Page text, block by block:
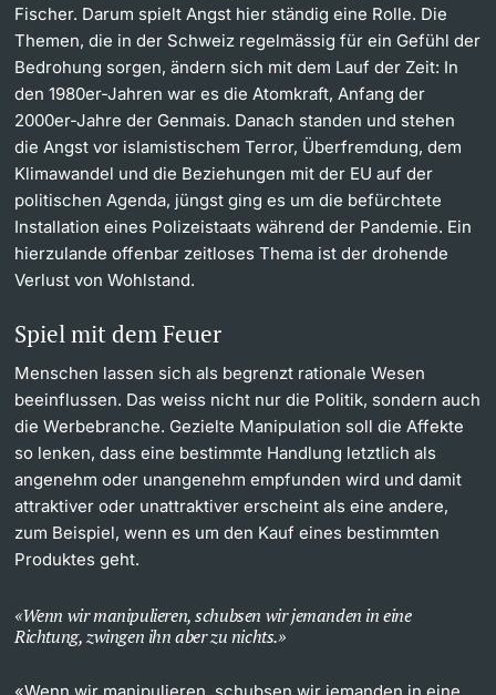
Fischer. Darum spielt Angst hier ständig eine Rolle. Die
Themen, die in der Schweiz regelmässig für ein Gefühl der
Bedrohung sorgen, ändern sich mit dem Lauf der Zeit: In
den 1980er-Jahren war es die Atomkraft, Anfang der
2000er-Jahre der Genmais. Danach standen und stehen
die Angst vor islamistischem Terror, Überfremdung, dem
Klimawandel und die Beziehungen mit der EU auf der
politischen Agenda, jüngst ging es um die befürchtete
Installation eines Polizeistaats während der Pandemie. Ein
hierzulande offenbar zeitloses Thema ist der drohende
Verlust von Wohlstand.
Spiel mit dem Feuer
Menschen lassen sich als begrenzt rationale Wesen
beeinflussen. Das weiss nicht nur die Politik, sondern auch
die Werbebranche. Gezielte Manipulation soll die Affekte
so lenken, dass eine bestimmte Handlung letztlich als
angenehm oder unangenehm empfunden wird und damit
attraktiver oder unattraktiver erscheint als eine andere,
zum Beispiel, wenn es um den Kauf eines bestimmten
Produktes geht.
Wenn wir manipulieren, schubsen wir jemanden in eine
Richtung, zwingen ihn aber zu nichts.